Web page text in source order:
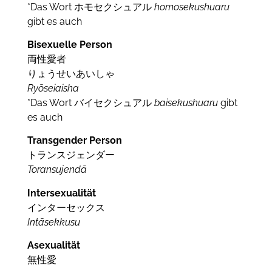
*Das Wort ホモセクシュアル homosekushuaru
gibt es auch
Bisexuelle Person
両性愛者
りょうせいあいしゃ
Ryōseiaisha
*Das Wort バイセクシュアル baisekushuarugibt
es auch
Transgender Person
トランスジェンダー
Toransujendā
Intersexualität
インターセックス
Intāsekkusu
Asexualität
無性愛